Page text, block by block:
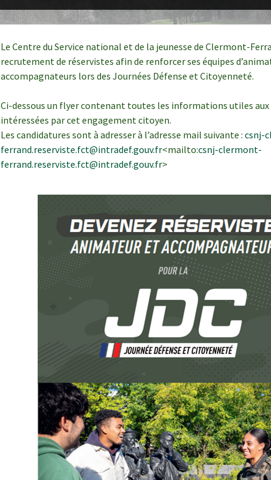
Le Centre du Service national et de la jeunesse de Clermont-
recrutement de réservistes afin de renforcer ses équipes
accompagnateurs lors des Journées Défense et Citoyenneté.
Ci-dessous un flyer contenant toutes les informations utiles aux
intéressées par cet engagement citoyen.
Les candidatures sont à adresser à l’adresse mail suivante :csnj-
ferrand.reserviste.fct@intradef.gouv.fr<mailto:csnj-clermont-
ferrand.reserviste.fct@intradef.gouv.fr>